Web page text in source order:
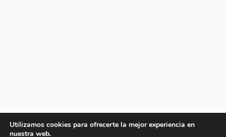
Utilizamos cookies para ofrecerte la mejor experiencia en
nuestra web.